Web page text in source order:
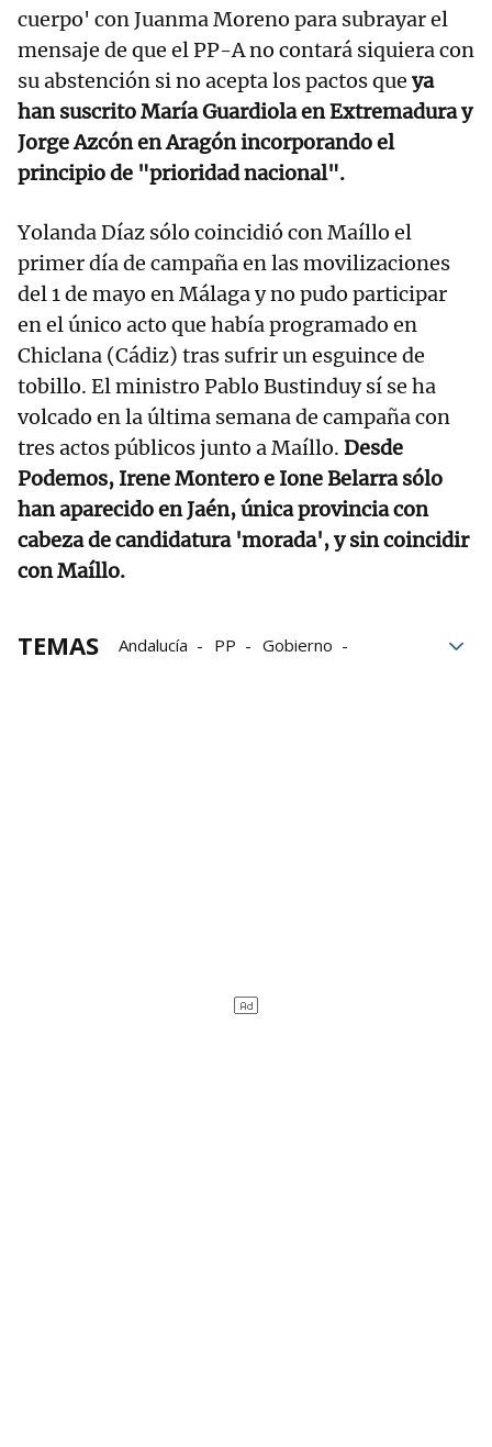
cuerpo' con Juanma Moreno para subrayar el
mensaje de que el PP-A no contará siquiera con
su abstención si no acepta los pactos que ya
han suscrito María Guardiola en Extremadura y
Jorge Azcón en Aragón incorporando el
principio de "prioridad nacional".
Yolanda Díaz sólo coincidió con Maíllo el
primer día de campaña en las movilizaciones
del 1 de mayo en Málaga y no pudo participar
en el único acto que había programado en
Chiclana (Cádiz) tras sufrir un esguince de
tobillo. El ministro Pablo Bustinduy sí se ha
volcado en la última semana de campaña con
tres actos públicos junto a Maíllo. Desde
Podemos, Irene Montero e Ione Belarra sólo
han aparecido en Jaén, única provincia con
cabeza de candidatura 'morada', y sin coincidir
con Maíllo.
TEMAS Andalucía PP
Gobierno